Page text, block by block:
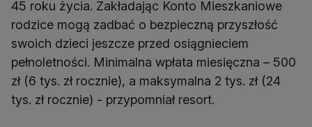
45 roku życia. Zakładając Konto Mieszkaniowe
rodzice mogą zadbać o bezpieczną przyszłość
swoich dzieci jeszcze przed osiągnieciem
pełnoletności. Minimalna wpłata miesięczna – 500
zł (6 tys. zł rocznie), a maksymalna 2 tys. zł (24
tys. zł rocznie) - przypomniał resort.